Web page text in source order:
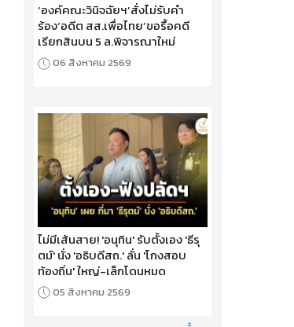
‘องค์คณะวินิจฉัยฯ’สั่งไม่รับคำ
ร้อง‘อดีต สส.เพื่อไทย’ขอรื้อคดี
เรียกสินบน 5 ล.พิจารณาใหม่
06 สิงหาคม 2569
ไม่มีเส้นสาย! 'อนุทิน' รับตั้งเอง 'ธีรุ
ตม์' นั่ง 'อธิบดีสถ.' ลั่น 'โกงสอบ
ท้องถิ่น' ใหญ่-เล็กโดนหมด
05 สิงหาคม 2569